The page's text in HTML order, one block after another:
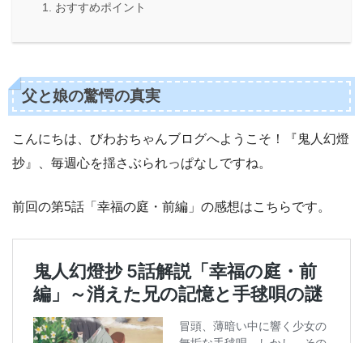
おすすめポイント
父と娘の驚愕の真実
こんにちは、びわおちゃんブログへようこそ！『鬼人幻燈
抄』、毎週心を揺さぶられっぱなしですね。
前回の第5話「幸福の庭・前編」の感想はこちらです。